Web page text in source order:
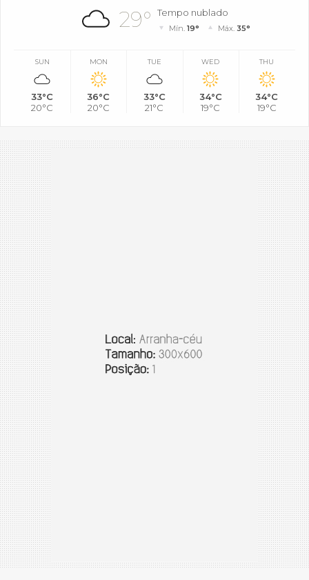
29° Tempo nublado
Mín.19° Máx. 35°
SUN
33°C
20°C
MON
36°C
20°C
TUE
33°C
21°C
WED
34°C
19°C
THU
34°C
19°C